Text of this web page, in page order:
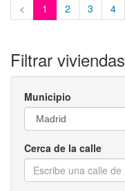
< 1 2 3 4
Filtrar viviendas
Municipio
Cerca de la calle